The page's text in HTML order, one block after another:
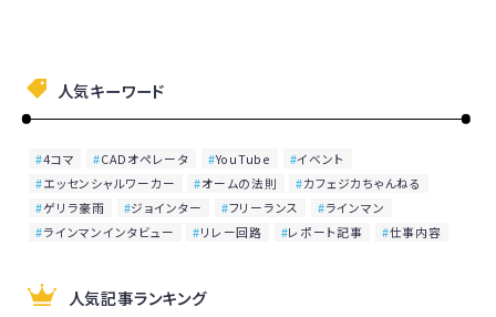
人気キーワード
4コマ CADオペレータ YouTube
イベント
エッセンシャルワーカー
オームの法則
カフェジカちゃんねる
ゲリラ豪雨
ジョインター フリーランス
ラインマン
ラインマンインタビュー
リレー回路 レポート記事 仕事内容
人気記事ランキング